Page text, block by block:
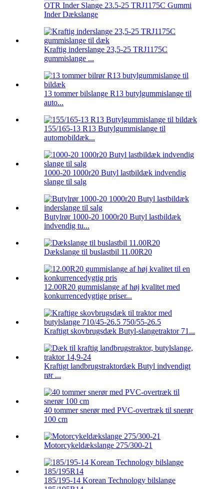
OTR Inder Slange 23.5-25 TRJ1175C Gummi
Inder Dækslange
Kraftig inderslange 23,5-25 TRJ1175C
gummislange ...
13 tommer bilslange R13 butylgummislange til
auto...
155/165-13 R13 Butylgummislange til
automobildæk...
1000-20 1000r20 Butyl lastbildæk indvendig
slange til salg
Butylrør 1000-20 1000r20 Butyl lastbildæk
indvendig tu...
Dækslange til buslastbil 11.00R20
12.00R20 gummislange af høj kvalitet med
konkurrencedygtige priser...
Kraftigt skovbrugsdæk Butyl-slangetraktor 71...
Kraftigt landbrugstraktordæk Butyl indvendigt
rør ...
40 tommer snerør med PVC-overtræk til snerør
100 cm
Motorcykeldækslange 275/300-21
185/195-14 Korean Technology bilslange